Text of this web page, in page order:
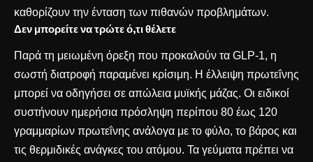
καθορίζουν την ένταση των πιθανών προβλημάτων.
Δεν μπορείτε να τρώτε ό,τι θέλετε
Παρά τη μειωμένη όρεξη που προκαλούν τα GLP-1, η
σωστή διατροφή παραμένει κρίσιμη. Η έλλειψη πρωτεΐνης
μπορεί να οδηγήσει σε απώλεια μυϊκής μάζας. Οι ειδικοί
συστήνουν ημερήσια πρόσληψη περίπου 80 έως 120
γραμμαρίων πρωτεΐνης ανάλογα με το φύλο, το βάρος και
τις θερμιδικές ανάγκες του ατόμου. Τα γεύματα πρέπει να